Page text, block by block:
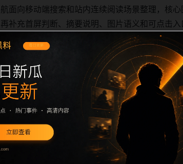
面向移动端搜索和站内连续阅读场景整理，核
补充首屏判断、摘要说明、图片语义和可点击
、canonical、主题图、alt、title和正
面向移动端搜索和站内连续阅读场景整理，核
补充栏目承接、摘要说明、图片语义和可点击
、canonical、主题图、alt、title和正